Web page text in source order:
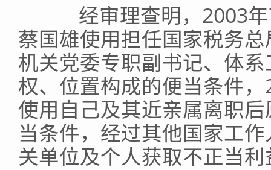
经审理查明，2003年
蔡国雄使用担任国家税务
机关党委专职副书记、体
权、位置构成的便当条件
使用自己及其近亲属离职
当条件，经过其他国家工
关单位及个人获取不正当